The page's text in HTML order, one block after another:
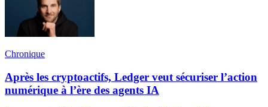
Chronique
Après les cryptoactifs, Ledger veut sécuriser l’action
numérique à l’ère des agents IA